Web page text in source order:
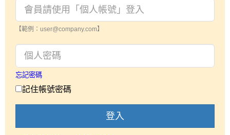
【範例：user@company.com】
忘記密碼
記住帳號密碼
登入